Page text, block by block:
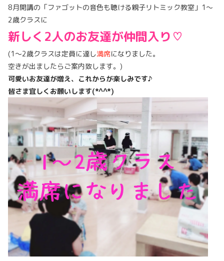
8月開講の「ファゴットの音色も聴ける親子リトミック教室」1～
2歳クラスに
新しく2人のお友達が仲間入り♡
(1～2歳クラスは定員に達し満席になりました。
空きが出ましたらご案内致します。)
可愛いお友達が増え、これからが楽しみです♪
皆さま宜しくお願いします(*^^*)